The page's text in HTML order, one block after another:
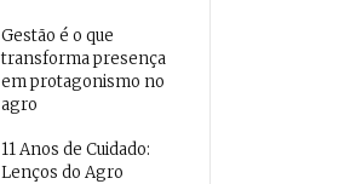
Gestão é o que
transforma presença
em protagonismo no
agro
11 Anos de Cuidado:
Lenços do Agro